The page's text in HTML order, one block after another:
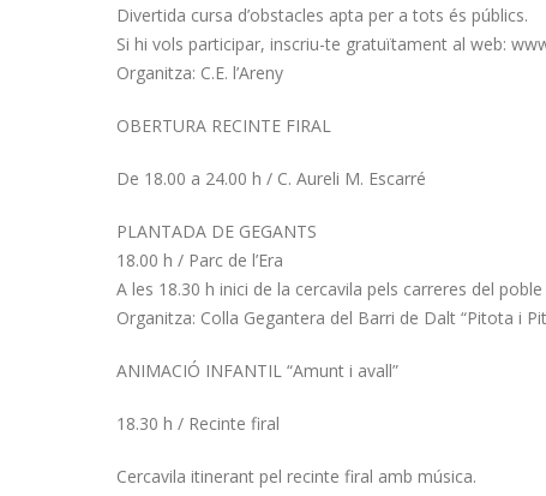
Divertida cursa d’obstacles apta per a tots és públics.
Si hi vols participar, inscriu-te gratuïtament al web:
Organitza: C.E. l’Areny
OBERTURA RECINTE FIRAL
De 18.00 a 24.00 h / C. Aureli M. Escarré
PLANTADA DE GEGANTS
18.00 h / Parc de l’Era
A les 18.30 h inici de la cercavila pels carreres del
Organitza: Colla Gegantera del Barri de Dalt “Pitota i
ANIMACIÓ INFANTIL “Amunt i avall”
18.30 h / Recinte firal
Cercavila itinerant pel recinte firal amb música.